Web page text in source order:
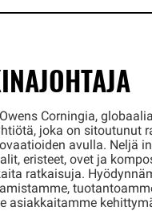
Corningia,
joka on sitoutunut
avulla. Neljä
eristeet, ovet ja
ratkaisuja.
asiakkaitamme